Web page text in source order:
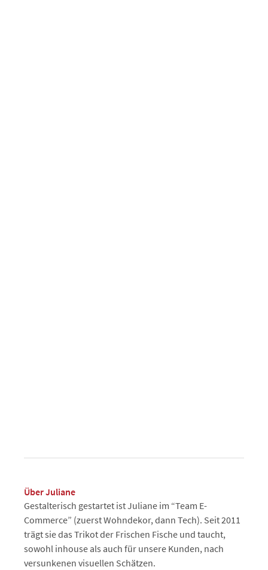
Über Juliane
Gestalterisch gestartet ist Juliane im “Team E-
Commerce” (zuerst Wohndekor, dann Tech). Seit 2011
trägt sie das Trikot der Frischen Fische und taucht,
sowohl inhouse als auch für unsere Kunden, nach
versunkenen visuellen Schätzen.